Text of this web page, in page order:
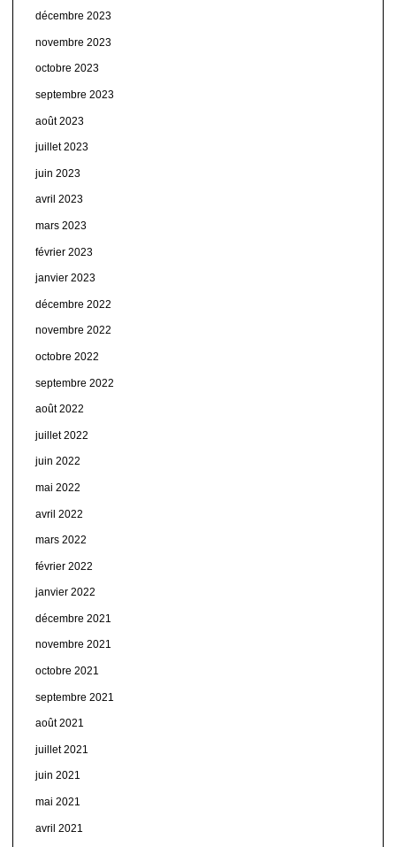
décembre 2023
novembre 2023
octobre 2023
septembre 2023
août 2023
juillet 2023
juin 2023
avril 2023
mars 2023
février 2023
janvier 2023
décembre 2022
novembre 2022
octobre 2022
septembre 2022
août 2022
juillet 2022
juin 2022
mai 2022
avril 2022
mars 2022
février 2022
janvier 2022
décembre 2021
novembre 2021
octobre 2021
septembre 2021
août 2021
juillet 2021
juin 2021
mai 2021
avril 2021